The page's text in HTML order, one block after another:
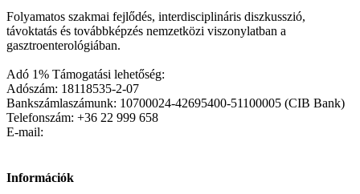
Folyamatos szakmai fejlődés, interdisciplináris diszkusszió,
távoktatás és továbbképzés nemzetközi viszonylatban a
gasztroenterológiában.
Adó 1% Támogatási lehetőség:
Adószám: 18118535-2-07
Bankszámlaszámunk: 10700024-42695400-51100005 (CIB Bank)
Telefonszám: +36 22 999 658
E-mail:
Információk